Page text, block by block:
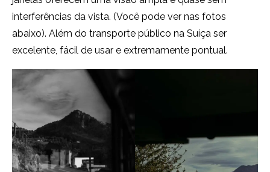
interferências da vista. (Você pode ver nas fotos
abaixo). Além do transporte público na Suíça ser
excelente, fácil de usar e extremamente pontual.